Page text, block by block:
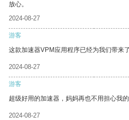
放心。
2024-08-27
游客
这款加速器VPM应用程序已经为我们带来
2024-08-27
游客
超级好用的加速器，妈妈再也不用担心我的
2024-08-27